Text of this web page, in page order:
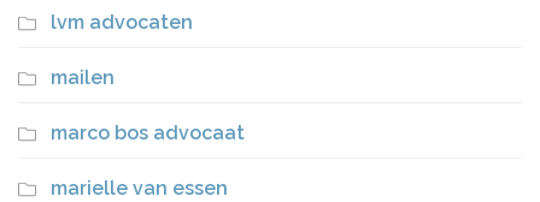
lvm advocaten
mailen
marco bos advocaat
marielle van essen